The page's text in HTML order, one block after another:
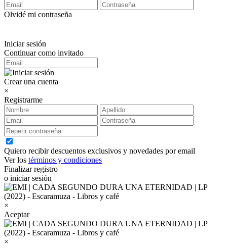
Olvidé mi contraseña
Iniciar sesión
Continuar como invitado
Crear una cuenta
×
Registrarme
Quiero recibir descuentos exclusivos y novedades por email
Ver los términos y condiciones
Finalizar registro
o iniciar sesión
×
Aceptar
×